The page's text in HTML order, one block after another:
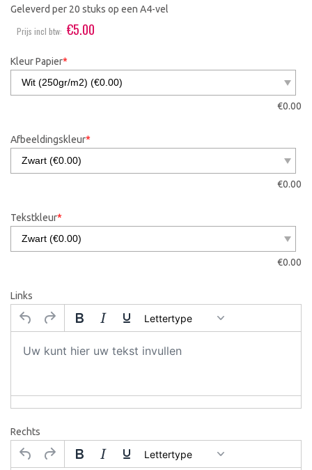
Geleverd per 20 stuks op een A4-vel
Prijs incl btw: €5.00
Kleur Papier*
€0.00
Afbeeldingskleur*
€0.00
Tekstkleur*
€0.00
Links
Lettertype
Rechts
Lettertype